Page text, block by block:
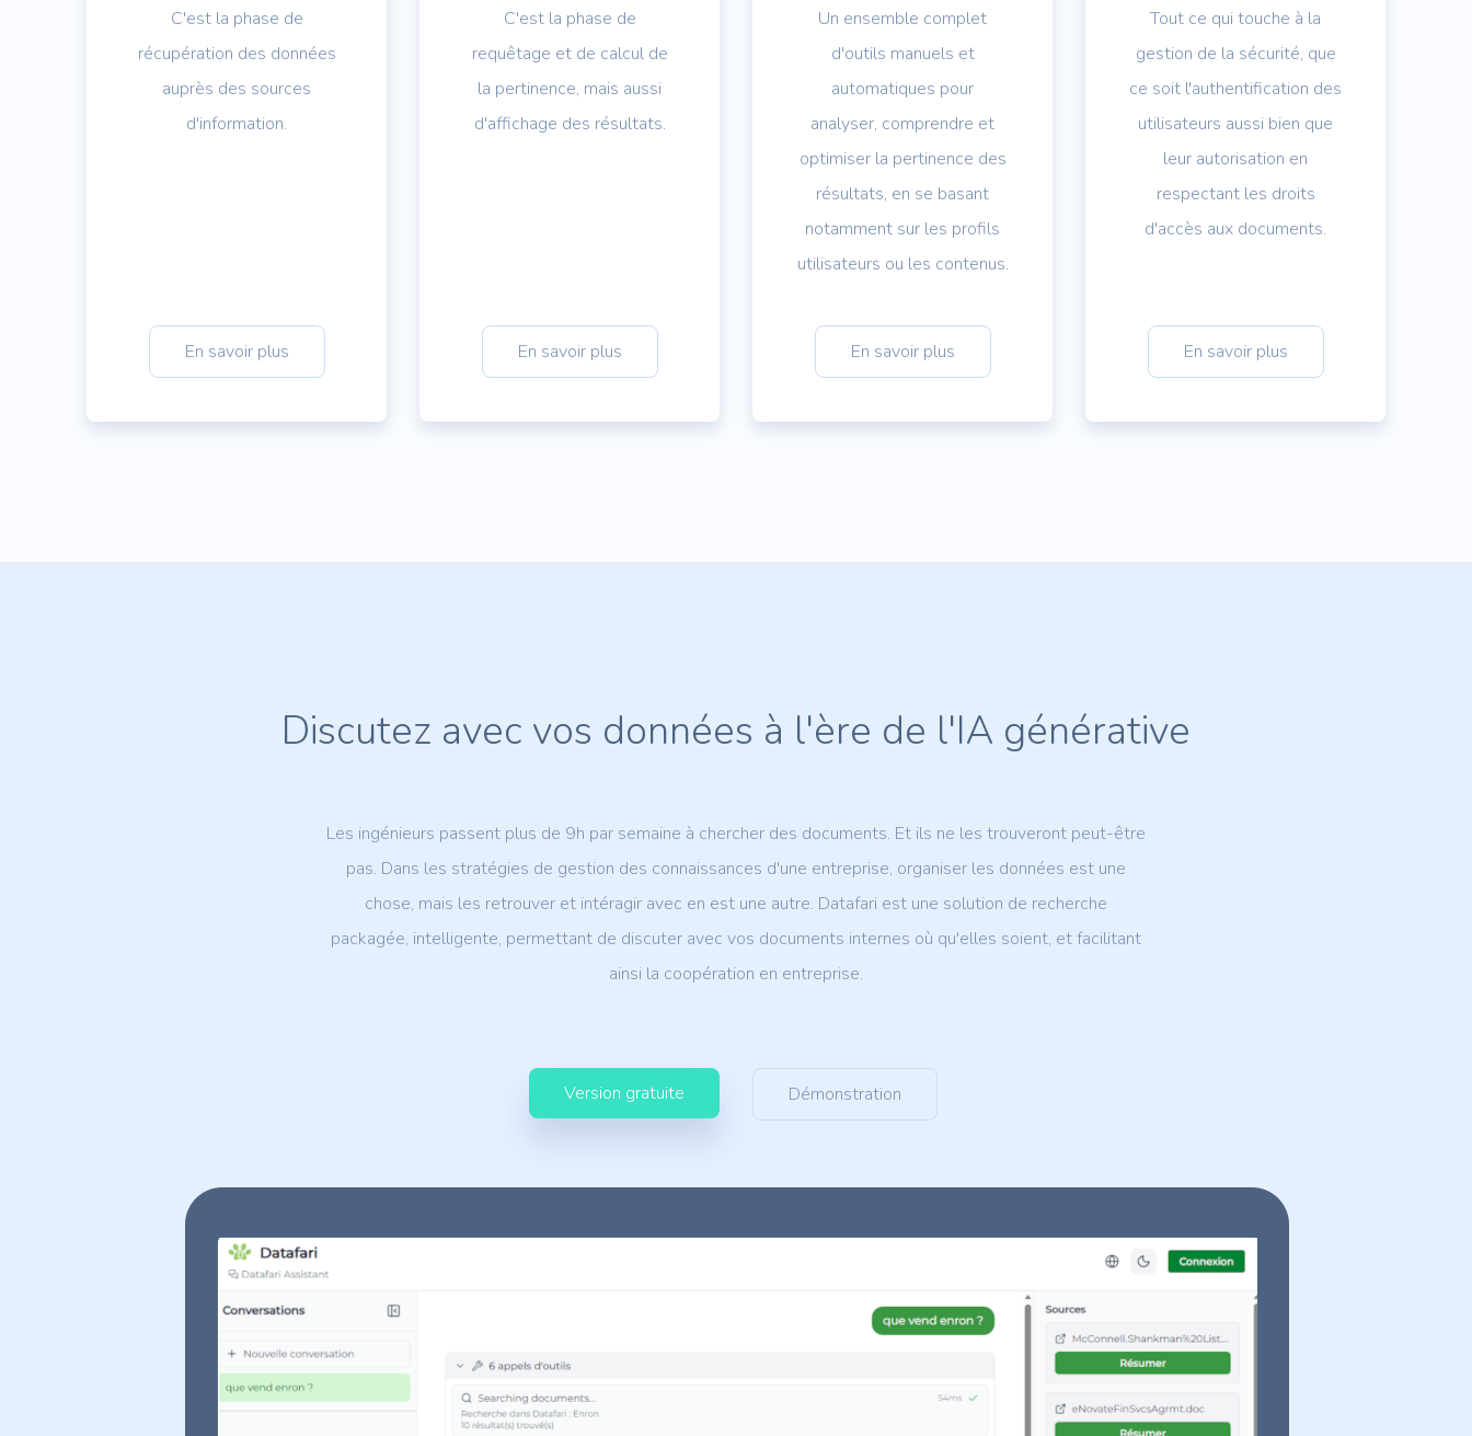
C'est la phase de
récupération des données
auprès des sources
d'information.
En savoir plus
C'est la phase de
requêtage et de calcul de
la pertinence, mais aussi
d'affichage des résultats.
En savoir plus
Un ensemble complet
d'outils manuels et
automatiques pour
analyser, comprendre et
optimiser la pertinence des
résultats, en se basant
notamment sur les profils
utilisateurs ou les contenus.
En savoir plus
Tout ce qui touche à la
gestion de la sécurité, que
ce soit l'authentification des
utilisateurs aussi bien que
leur autorisation en
respectant les droits
d'accès aux documents.
En savoir plus
Discutez avec vos données à l'ère de l'IA générative
Les ingénieurs passent plus de 9h par semaine à chercher des documents. Et ils ne les trouveront peut-être
pas. Dans les stratégies de gestion des connaissances d'une entreprise, organiser les données est une
chose, mais les retrouver et intéragir avec en est une autre. Datafari est une solution de recherche
packagée, intelligente, permettant de discuter avec vos documents internes où qu'elles soient, et facilitant
ainsi la coopération en entreprise.
Version gratuite Démonstration